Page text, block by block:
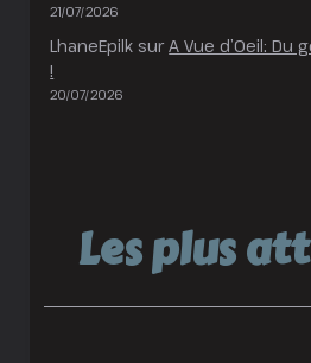
21/07/2026
LhaneEpilk surA Vue d’Oeil: Du
!
20/07/2026
Les plus